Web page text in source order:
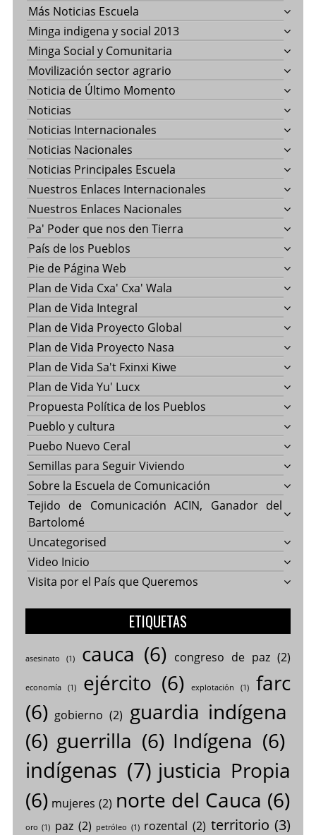
Más Noticias Escuela
Minga indigena y social 2013
Minga Social y Comunitaria
Movilización sector agrario
Noticia de Último Momento
Noticias
Noticias Internacionales
Noticias Nacionales
Noticias Principales Escuela
Nuestros Enlaces Internacionales
Nuestros Enlaces Nacionales
Pa' Poder que nos den Tierra
País de los Pueblos
Pie de Página Web
Plan de Vida Cxa' Cxa' Wala
Plan de Vida Integral
Plan de Vida Proyecto Global
Plan de Vida Proyecto Nasa
Plan de Vida Sa't Fxinxi Kiwe
Plan de Vida Yu' Lucx
Propuesta Política de los Pueblos
Pueblo y cultura
Puebo Nuevo Ceral
Semillas para Seguir Viviendo
Sobre la Escuela de Comunicación
Tejido de Comunicación ACIN, Ganador del
Bartolomé
Uncategorised
Video Inicio
Visita por el País que Queremos
ETIQUETAS
asesinato (1) cauca (6) congreso de paz(2)
economía(1) ejército (6) explotación (1)
farc
(6) gobierno (2) guardia indígena
(6) guerrilla (6) Indígena (6)
indígenas (7) justicia Propia
(6) mujeres (2) norte del Cauca (6)
oro (1) paz (2) petróleo (1) rozental (2) territorio (3)